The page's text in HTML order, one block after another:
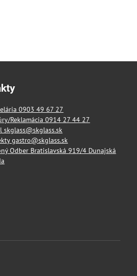
0903 49 67 27
Reklamácia 0914 27 44 27
skglass@skglass.sk
gastro@skglass.sk
Odber Bratislavská 919/4 Dunajská